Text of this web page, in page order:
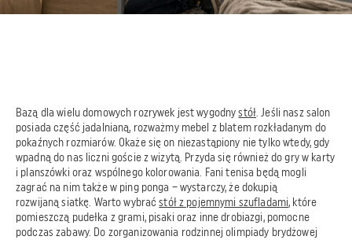
Bazą dla wielu domowych rozrywek jest wygodnystół . Jeśli nasz salon
posiada część jadalnianą, rozważmy mebel z blatem rozkładanym do
pokaźnych rozmiarów. Okaże się on niezastąpiony nie tylko wtedy, gdy
wpadną do nas liczni goście z wizytą. Przyda się również do gry w karty
i planszówki oraz wspólnego kolorowania. Fani tenisa będą mogli
zagrać na nim także w ping ponga – wystarczy, że dokupią
rozwijaną siatkę. Warto wybraćstół z pojemnymi szufladami, które
pomieszczą pudełka z grami, pisaki oraz inne drobiazgi, pomocne
podczas zabawy. Do zorganizowania rodzinnej olimpiady brydżowej